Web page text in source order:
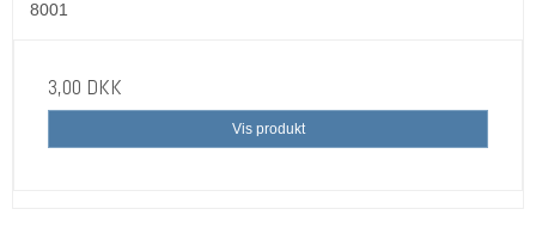
8001
3,00 DKK
Vis produkt